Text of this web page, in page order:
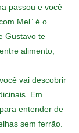
passou e você
Mel” é o
Gustavo te
alimento,
vai descobrir
Em
entender de
sem ferrão.